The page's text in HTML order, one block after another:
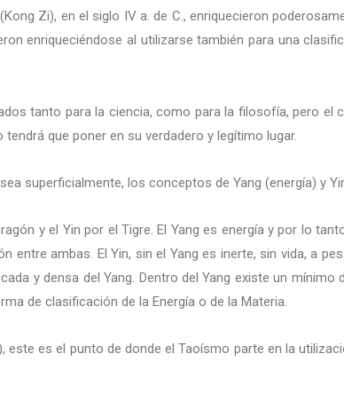
Zi), en el siglo IV a. de C., enriquecieron
enriqueciéndose al utilizarse también para una
tanto para la ciencia, como para la filosofía, pero el
que poner en su verdadero y legítimo lugar.
superficialmente, los conceptos de Yang (energía) y
y el Yin por el Tigre. El Yang es energía y por lo
ambas. El Yin, sin el Yang es inerte, sin vida, a
y densa del Yang. Dentro del Yang existe un mínimo
de clasificación de la Energía o de la Materia.
este es el punto de donde el Taoísmo parte en la